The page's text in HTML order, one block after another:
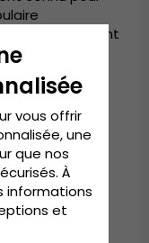
ceux qui aiment
et modernes.
vous offrir
une
que nos
À
informations
et